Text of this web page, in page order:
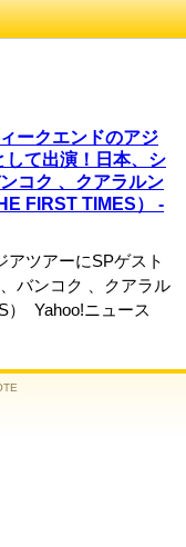
ークエンドのアジ
して出演！日本、シ
コク 、クアラルン
FIRST TIMES） -
アツアーにSPゲスト
バンコク 、クアラル
） Yahoo!ニュース